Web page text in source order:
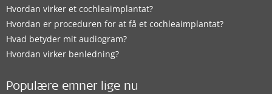
Hvordan virker et cochleaimplantat?
Hvordan er proceduren for at få et cochleaimplantat?
Hvad betyder mit audiogram?
Hvordan virker benledning?
Populære emner lige nu